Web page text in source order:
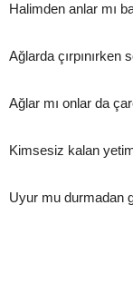
Halimden anlar mı
Ağlarda çırpınırken
Ağlar mı onlar da
Kimsesiz kalan
Uyur mu durmadan